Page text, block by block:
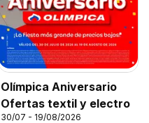
Olímpica Aniversario
Ofertas textil y electro
30/07 - 19/08/2026